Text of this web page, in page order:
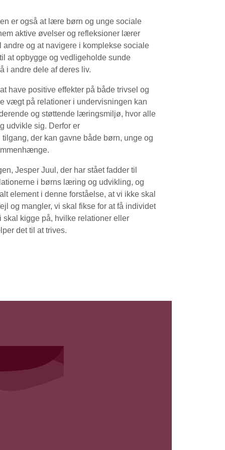
er også at lære børn og unge sociale
aktive øvelser og refleksioner lærer
og at navigere i komplekse sociale
at opbygge og vedligeholde sunde
i andre dele af deres liv.
have positive effekter på både trivsel og
vægt på relationer i undervisningen kan
og støttende læringsmiljø, hvor alle
udvikle sig. Derfor er
der kan gavne både børn, unge og
Jesper Juul, der har stået fadder til
i børns læring og udvikling, og
element i denne forståelse, at vi ikke skal
og mangler, vi skal fikse for at få individet
kigge på, hvilke relationer eller
det til at trives.